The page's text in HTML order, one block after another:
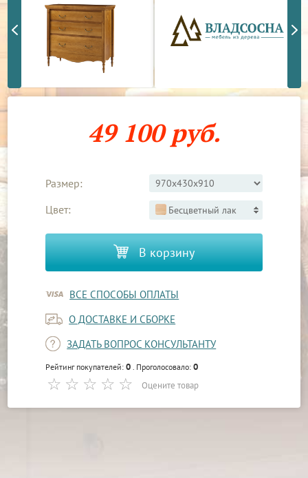
49 100 руб.
Размер:
Цвет:
Бесцветный лак
В корзину
ВСЕ СПОСОБЫ ОПЛАТЫ
О ДОСТАВКЕ И СБОРКЕ
ЗАДАТЬ ВОПРОС КОНСУЛЬТАНТУ
Рейтинг покупателей:0 . Проголосовало:0
Оцените товар